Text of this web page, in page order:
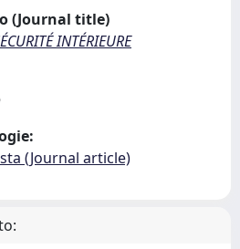
(Journal title)
INTÉRIEURE
(Journal article)